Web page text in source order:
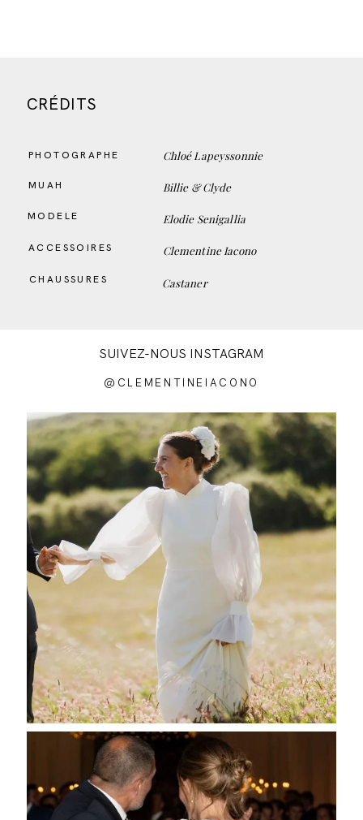
PHOTOGRAPHE
MUAH
MODELE
ACCESSOIRES
CHAUSSURES
CRÉDITS
Billie & Clyde
Elodie Senigallia
Clementine Iacono
Castaner
Chloé Lapeyssonnie
SUIVEZ-NOUS INSTAGRAM
@CLEMENTINEIACONO